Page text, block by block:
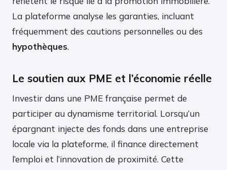
La plateforme analyse les garanties, incluant
fréquemment des cautions personnelles ou des
hypothèques.
Le soutien aux PME et l’économie réelle
Investir dans une PME française permet de
participer au dynamisme territorial. Lorsqu’un
épargnant injecte des fonds dans une entreprise
locale via la plateforme, il finance directement
l’emploi et l’innovation de proximité. Cette